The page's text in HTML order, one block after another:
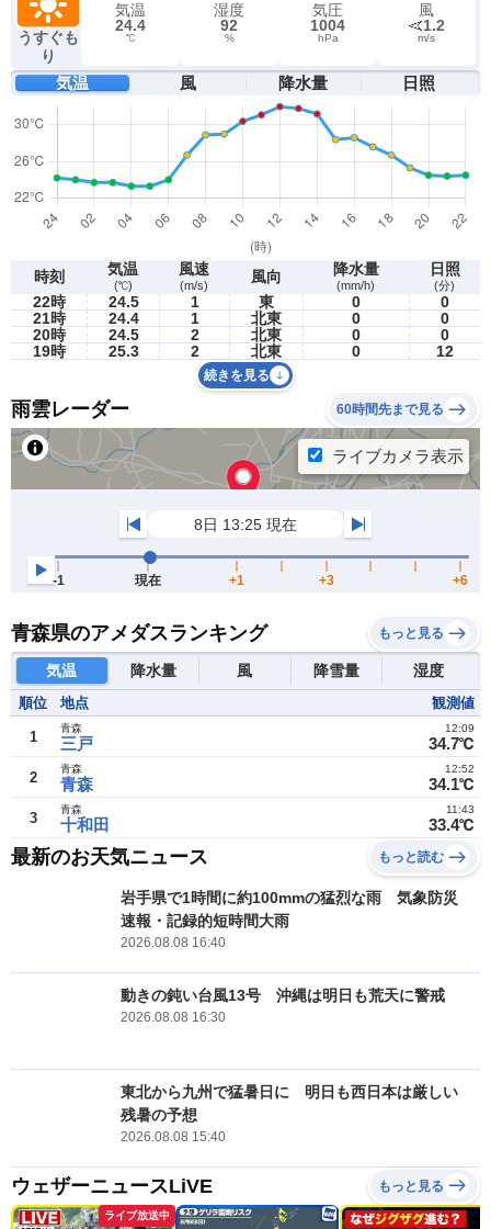
うすぐも
り
気温
24.4
℃
湿度
92
%
気圧
1004
hPa
風
1.2
m/s
気温 風 降水量 日照
時刻 気温
(℃)
風速
(m/s) 風向 降水量
(mm/h)
日照
(分)
22時 24.5 1 東 0
0
21時
24.4 1 北東 0
0
20時
24.5 2 北東 0
0
19時
25.3 2 北東 0 12
続きを見る
雨雲レーダー 60時間先まで見る
青森県のアメダスランキング もっと見る
気温 降水量 風 降雪量 湿度
順位 地点 観測値
1 三戸
青森
34.7℃
12:09
2 青森
青森
34.1℃
12:52
3 十和田
青森
33.4℃
11:43
最新のお天気ニュース もっと読む
岩手県で1時間に約100mmの猛烈な雨 気象防災
速報・記録的短時間大雨
2026.08.08 16:40
動きの鈍い台風13号 沖縄は明日も荒天に警戒
2026.08.08 16:30
東北から九州で猛暑日に 明日も西日本は厳しい
残暑の予想
2026.08.08 15:40
ウェザーニュースLiVE もっと見る
ライブ放送中